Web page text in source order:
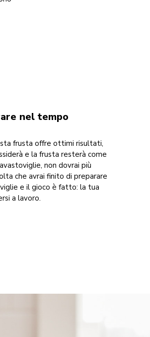
nel tempo
frusta offre ottimi risultati,
e la frusta resterà come
non dovrai più
che avrai finito di preparare
e il gioco è fatto: la tua
a lavoro.